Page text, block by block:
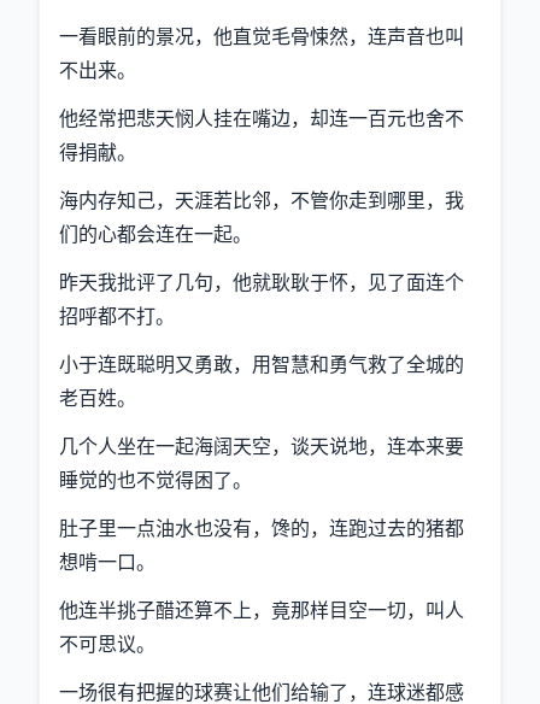
一看眼前的景况，他直觉毛骨悚然，连声音也叫
不出来。
他经常把悲天悯人挂在嘴边，却连一百元也舍不
得捐献。
海内存知己，天涯若比邻，不管你走到哪里，我
们的心都会连在一起。
昨天我批评了几句，他就耿耿于怀，见了面连个
招呼都不打。
小于连既聪明又勇敢，用智慧和勇气救了全城的
老百姓。
几个人坐在一起海阔天空，谈天说地，连本来要
睡觉的也不觉得困了。
肚子里一点油水也没有，馋的，连跑过去的猪都
想啃一口。
他连半挑子醋还算不上，竟那样目空一切，叫人
不可思议。
一场很有把握的球赛让他们给输了，连球迷都感